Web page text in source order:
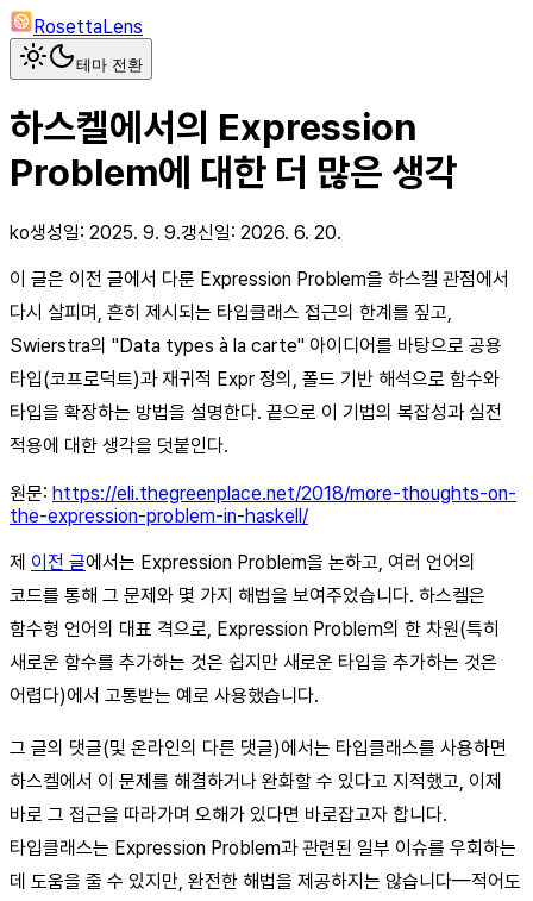
RosettaLens
테마 전환
하스켈에서의 Expression
Problem에 대한 더 많은 생각
ko생성일: 2025. 9. 9.갱신일: 2026. 6. 20.
이 글은 이전 글에서 다룬 Expression Problem을 하스켈 관점에서
다시 살피며, 흔히 제시되는 타입클래스 접근의 한계를 짚고,
Swierstra의 "Data types à la carte" 아이디어를 바탕으로 공용
타입(코프로덕트)과 재귀적 Expr 정의, 폴드 기반 해석으로 함수와
타입을 확장하는 방법을 설명한다. 끝으로 이 기법의 복잡성과 실전
적용에 대한 생각을 덧붙인다.
원문: https://eli.thegreenplace.net/2018/more-thoughts-on-
the-expression-problem-in-haskell/
제 이전 글에서는 Expression Problem을 논하고, 여러 언어의
코드를 통해 그 문제와 몇 가지 해법을 보여주었습니다. 하스켈은
함수형 언어의 대표 격으로, Expression Problem의 한 차원(특히
새로운 함수를 추가하는 것은 쉽지만 새로운 타입을 추가하는 것은
어렵다)에서 고통받는 예로 사용했습니다.
그 글의 댓글(및 온라인의 다른 댓글)에서는 타입클래스를 사용하면
하스켈에서 이 문제를 해결하거나 완화할 수 있다고 지적했고, 이제
바로 그 접근을 따라가며 오해가 있다면 바로잡고자 합니다.
타입클래스는 Expression Problem과 관련된 일부 이슈를 우회하는
데 도움을 줄 수 있지만, 완전한 해법을 제공하지는 않습니다—적어도